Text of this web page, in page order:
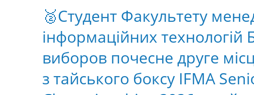
🥈Студент Факультету
інформаційних технологій
виборов почесне друге
з тайського боксу IFMA